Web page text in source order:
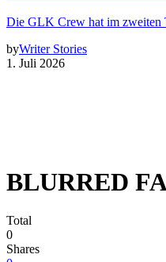
Die GLK Crew hat im zweiten
byWriter Stories
1. Juli 2026
BLURRED
Total
0
Shares